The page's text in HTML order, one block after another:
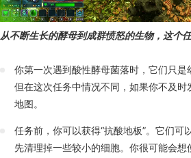
从不断生长的酵母到成群愤怒的生物，这个任
你第一次遇到酸性酵母菌落时，它们只
但在这次任务中情况不同，如果你不及
地图。
任务前，你可以获得“抗酸地板”。它们可
先清理掉一些较小的细胞。你很可能会想